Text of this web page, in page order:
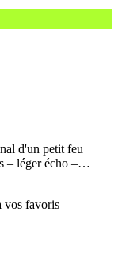
d'un petit feu
– léger écho –…